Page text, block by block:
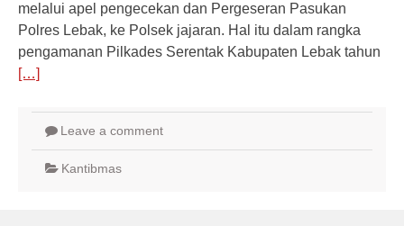
melalui apel pengecekan dan Pergeseran Pasukan
Polres Lebak, ke Polsek jajaran. Hal itu dalam rangka
pengamanan Pilkades Serentak Kabupaten Lebak tahun
[…]
Leave a comment
Kantibmas